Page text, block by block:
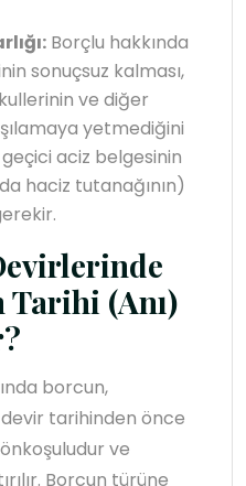
Borçlu hakkında
sonuçsuz kalması,
ve diğer
yetmediğini
aciz belgesinin
haciz tutanağının)
(Anı)
borcun,
tarihinden önce
ve
Borcun türüne